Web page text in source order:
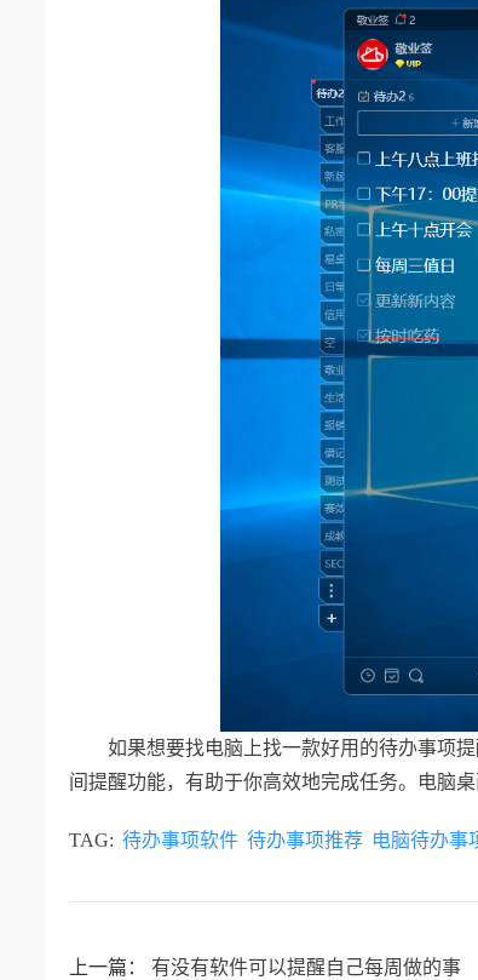
如果想要找电脑上找一款好用的待办事项
间提醒功能，有助于你高效地完成任务。电脑
TAG: 待办事项软件 待办事项推荐 电脑待办事
上一篇： 有没有软件可以提醒自己每周做的事